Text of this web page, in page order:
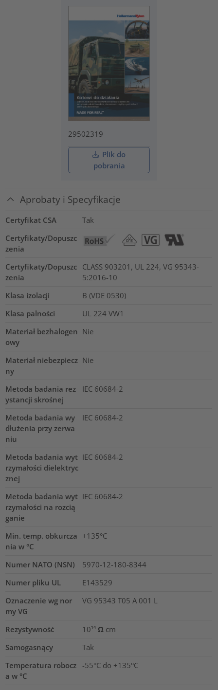
29502319
Plik do
pobrania
Aprobaty i Specyfikacje
Certyfikat CSA
Tak
Certyfikaty/Dopuszc
zenia
Certyfikaty/Dopuszc
zenia
CLASS 903201, UL 224, VG 95343-
5:2016-10
Klasa izolacji
B (VDE 0530)
Klasa palności
UL 224 VW1
Materiał bezhalogen
owy
Nie
Materiał niebezpiecz
ny
Nie
Metoda badania rez
ystancji skrośnej
IEC 60684-2
Metoda badania wy
dłużenia przy zerwa
niu
IEC 60684-2
Metoda badania wyt
rzymałości dielektryc
znej
IEC 60684-2
Metoda badania wyt
rzymałości na rozcią
ganie
IEC 60684-2
Min. temp. obkurcza
nia w °C
+135°C
Numer NATO (NSN)
5970-12-180-8344
Numer pliku UL
E143529
Oznaczenie wg nor
my VG
VG 95343 T05 A 001 L
Rezystywność
10¹⁴ Ω cm
Samogasnący
Tak
Temperatura robocz
a w °C
-55°C do +135°C